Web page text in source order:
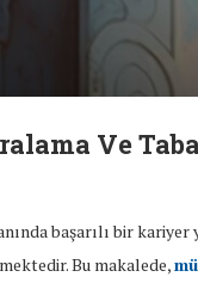
Ve
başarılı bir
Bu makalede,